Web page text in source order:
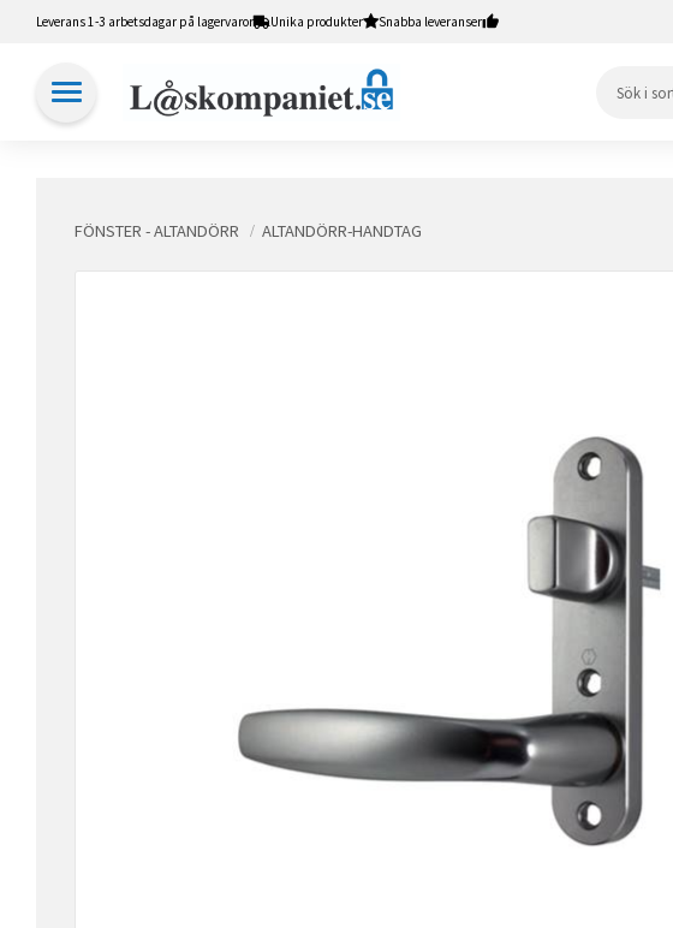
Leverans 1-3 arbetsdagar på lagervaror Unika produkter Snabba leveranser
FÖNSTER - ALTANDÖRR ALTANDÖRR-HANDTAG